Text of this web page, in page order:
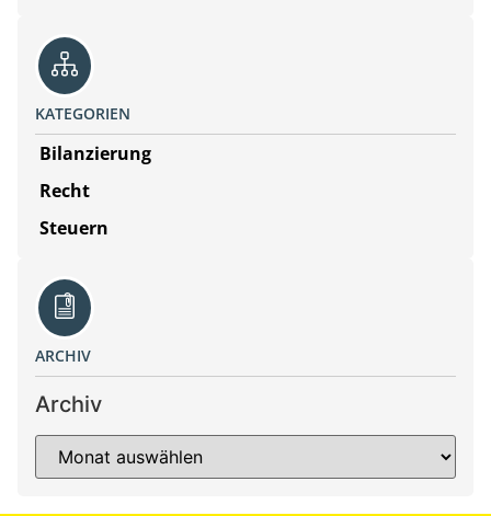
KATEGORIEN
Bilanzierung
Recht
Steuern
ARCHIV
Archiv